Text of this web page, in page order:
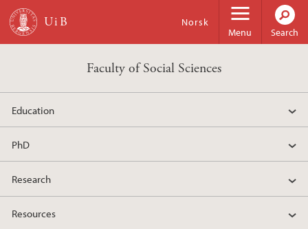
Skip to main content
Menu
Norsk
Search
Faculty of Social Sciences
Education
PhD
Research
Resources